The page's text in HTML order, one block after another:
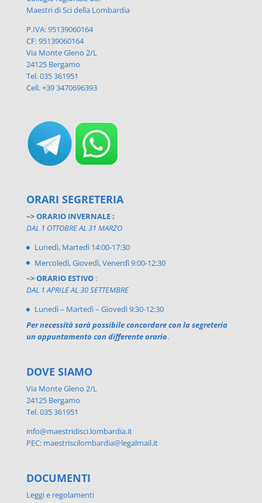
Maestri di Sci della Lombardia
P.IVA: 95139060164
CF: 95139060164
Via Monte Gleno 2/L
24125 Bergamo
Tel. 035 361951
Cell. +39 3470696393
ORARI SEGRETERIA
–> ORARIO INVERNALE :
DAL 1 OTTOBRE AL 31 MARZO
Lunedì, Martedì 14:00-17:30
Mercoledì, Giovedì, Venerdì 9:00-12:30
–> ORARIO ESTIVO:
DAL 1 APRILE AL 30 SETTEMBRE
Lunedì – Martedì – Giovedì 9:30-12:30
Per necessità sarà possibile concordare con la segreteria
un appuntamento con differente orario.
DOVE SIAMO
Via Monte Gleno 2/L
24125 Bergamo
Tel. 035 361951
info@maestridisci.lombardia.it
PEC: maestriscilombardia@legalmail.it
DOCUMENTI
Leggi e regolamenti